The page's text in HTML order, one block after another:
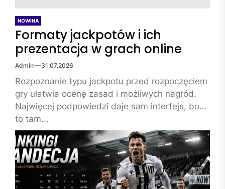
NOWINA
Formaty jackpotów i ich
prezentacja w grach online
Admin 31.07.2026
Rozpoznanie typu jackpotu przed rozpoczęciem
gry ułatwia ocenę zasad i możliwych nagród.
Najwięcej podpowiedzi daje sam interfejs, bo
to tam...